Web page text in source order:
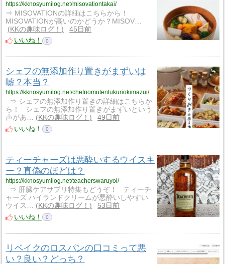
https://kknosyumilog.net/misovationtakai/
⇒ MISOVATIONの詳細はこちらから！
MISOVATIONが高いのかどうか？MISOV…
KKの趣味ログ！
45日前
いいね！
0
シェフの無添加作り置きがまずいは
嘘？本当？
https://kknosyumilog.net/chefnomutentukuriokimazui/
⇒ シェフの無添加作り置きの詳細はこちらか
ら！ シェフの無添加作り置きがまずいという
声があ…
KKの趣味ログ！
49日前
いいね！
0
ティーチャーズは悪酔いするウイスキ
ー？真偽のほどは？
https://kknosyumilog.net/teacherswaruyoi/
⇒ 肝臓ケアサプリ特集もどうぞ！ ティーチ
ャーズ ハイランドクリームが悪酔いしやすい
ウイス…
KKの趣味ログ！
53日前
いいね！
0
リベイクのロスパンの口コミって悪
い？良い？どっち？